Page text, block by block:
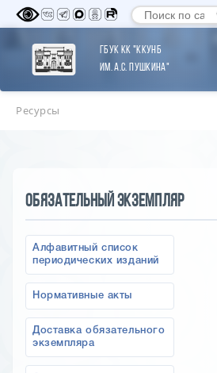
ГБУК КК "ККУНБ
им. А.С. Пушкина"
Ресурсы
Обязательный экземпляр
Алфавитный список
периодических изданий
Нормативные акты
Доставка обязательного
экземпляра